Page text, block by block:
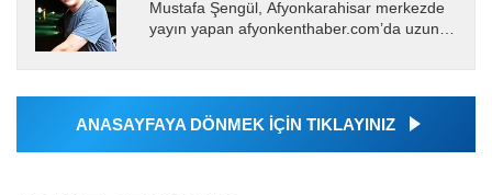
Mustafa Şengül, Afyonkarahisar merkezde
yayın yapan afyonkenthaber.com’da uzun
almakta, haber akışı...
ANASAYFAYA DÖNMEK İÇİN TIKLAYINIZ